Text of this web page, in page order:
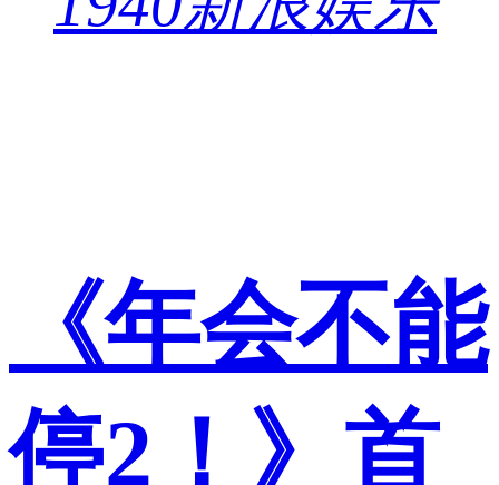
《年会不能
停2！》首